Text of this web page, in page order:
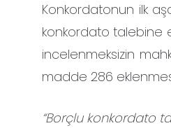
Konkordatonun ilk
konkordato talebine
incelenmeksizin
madde 286
“Borçlu konkordato